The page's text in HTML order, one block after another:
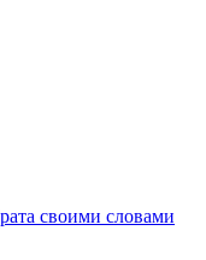
своими словами